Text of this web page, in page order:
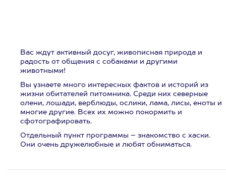
Вас ждут активный досуг, живописная природа и
радость от общения с собаками и другими
животными!
Вы узнаете много интересных фактов и историй из
жизни обитателей питомника. Среди них северные
олени, лошади, верблюды, ослики, лама, лисы, еноты и
многие другие. Всех их можно покормить и
сфотографировать.
Отдельный пункт программы – знакомство с хаски.
Они очень дружелюбные и любят обниматься.